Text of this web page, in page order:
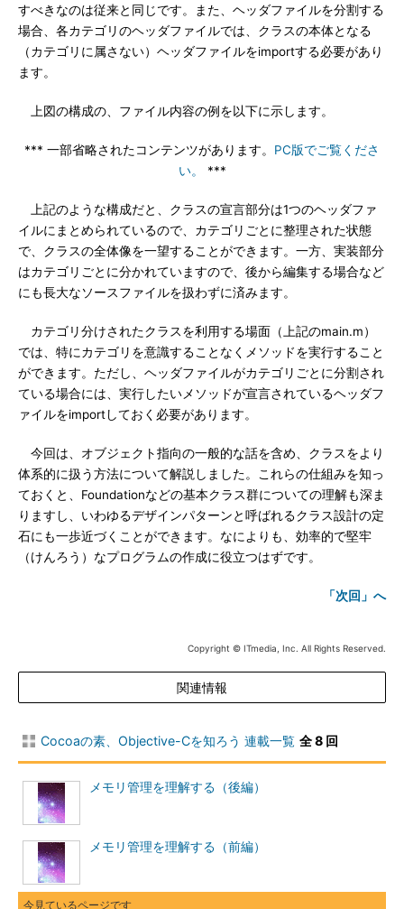
すべきなのは従来と同じです。また、ヘッダファイルを分割する
場合、各カテゴリのヘッダファイルでは、クラスの本体となる
（カテゴリに属さない）ヘッダファイルをimportする必要があり
ます。
上図の構成の、ファイル内容の例を以下に示します。
*** 一部省略されたコンテンツがあります。 PC版でご覧くださ
い。
***
上記のような構成だと、クラスの宣言部分は1つのヘッダファ
イルにまとめられているので、カテゴリごとに整理された状態
で、クラスの全体像を一望することができます。一方、実装部分
はカテゴリごとに分かれていますので、後から編集する場合など
にも長大なソースファイルを扱わずに済みます。
カテゴリ分けされたクラスを利用する場面（上記のmain.m）
では、特にカテゴリを意識することなくメソッドを実行すること
ができます。ただし、ヘッダファイルがカテゴリごとに分割され
ている場合には、実行したいメソッドが宣言されているヘッダフ
ァイルをimportしておく必要があります。
今回は、オブジェクト指向の一般的な話を含め、クラスをより
体系的に扱う方法について解説しました。これらの仕組みを知っ
ておくと、Foundationなどの基本クラス群についての理解も深ま
りますし、いわゆるデザインパターンと呼ばれるクラス設計の定
石にも一歩近づくことができます。なによりも、効率的で堅牢
（けんろう）なプログラムの作成に役立つはずです。
「次回」へ
Copyright © ITmedia, Inc. All Rights Reserved.
関連情報
Cocoaの素、Objective-Cを知ろう 連載一覧 全 8 回
メモリ管理を理解する（後編）
メモリ管理を理解する（前編）